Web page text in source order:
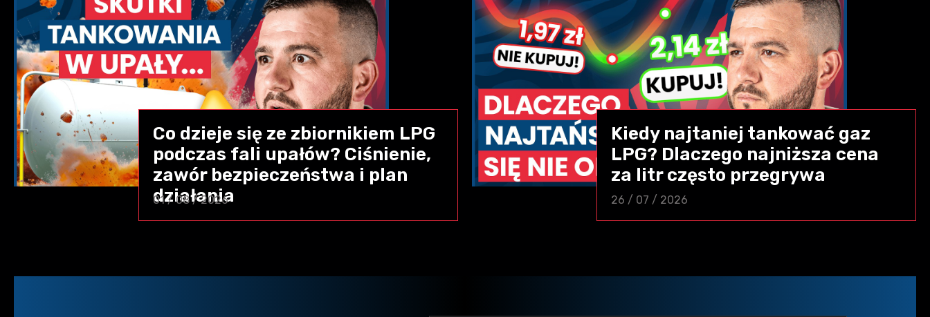
Co dzieje się ze zbiornikiem LPG
podczas fali upałów? Ciśnienie,
zawór bezpieczeństwa i plan
działania
01 / 08 / 2026
Kiedy najtaniej tankować gaz
LPG? Dlaczego najniższa cena
za litr często przegrywa
26 / 07 / 2026